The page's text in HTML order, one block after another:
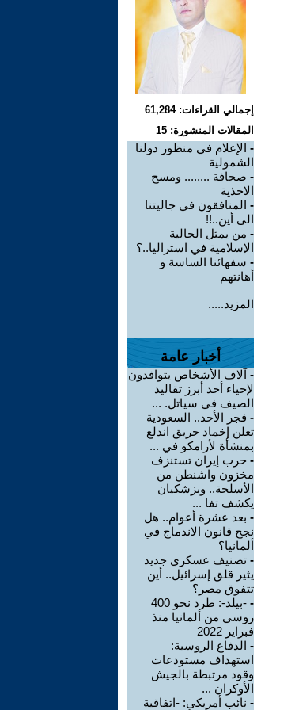
إجمالي القراءات: 61,284
المقالات المنشورة: 15
- الإعلام في منظور دولنا
الشمولية
- صحافة ........ ومسح
الاحذية
- المنافقون في جاليتنا
الى أين..!!
- من يمثل الجالية
الإسلامية في استراليا..؟
- سفهائنا الساسة و
أهانتهم
المزيد.....
أخبار عامة
- آلاف الأشخاص يتوافدون
لإحياء أحد أبرز تقاليد
الصيف في سياتل. ...
- فجر الأحد.. السعودية
تعلن إخماد حريق اندلع
بمنشأة لأرامكو في ...
- حرب إيران تستنزف
مخزون واشنطن من
الأسلحة.. وبزشكيان
يكشف تفا ...
- بعد عشرة أعوام.. هل
نجح قانون الاندماج في
ألمانيا؟
- تصنيف عسكري جديد
يثير قلق إسرائيل.. أين
تتفوق مصر؟
-
-بيلد-: طرد نحو 400
روسي من ألمانيا منذ
فبراير 2022
- الدفاع الروسية:
استهداف مستودعات
وقود مرتبطة بالجيش
الأوكران ...
- نائب أمريكي: -اتفاقية